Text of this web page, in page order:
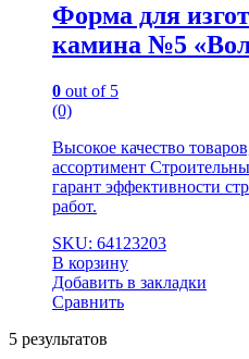
Форма для
камина №5
0 out of 5
(0)
Высокое качество
ассортимент
гарант эффективности
работ.
SKU: 64123203
В корзину
Добавить в закладки
Сравнить
5 результатов